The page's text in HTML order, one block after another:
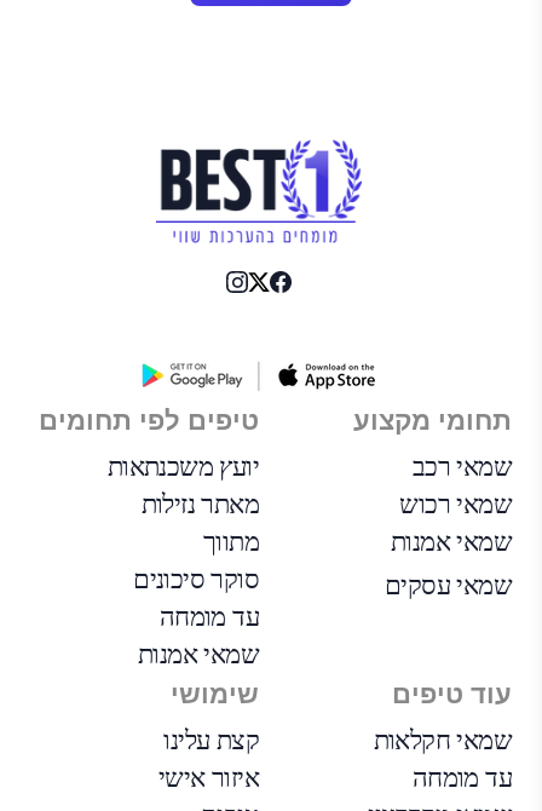
תחומי מקצוע
שמאי רכב
שמאי רכוש
שמאי אמנות
שמאי עסקים
טיפים לפי תחומים
יועץ משכנתאות
מאתר נזילות
מתווך
סוקר סיכונים
עד מומחה
שמאי אמנות
עוד טיפים
שמאי חקלאות
עד מומחה
שימושי
קצת עלינו
איזור אישי